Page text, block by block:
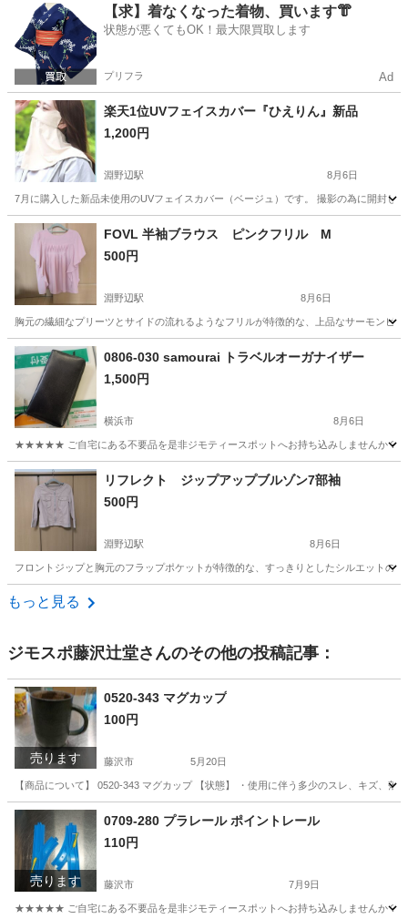
神奈川 鶴見駅 スーツ
【求】着なくなった着物、買います👘
状態が悪くてもOK！最大限買取します
プリフラ Ad
楽天1位UVフェイスカバー『ひえりん』新品
1,200円
淵野辺駅 8月6日
7月に購入した新品未使用のUVフェイスカバー（ベージュ）です。 撮影の為に開封
神奈川 相模原市 淵野辺駅 小物
FOVL 半袖ブラウス ピンクフリル M
500円
淵野辺駅 8月6日
胸元の繊細なプリーツとサイドの流れるようなフリルが特徴的な、上品なサーモンピ
神奈川 相模原市 ブラウス
0806-030 samourai トラベルオーガナイザー
1,500円
横浜市 8月6日
★★★★★ ご自宅にある不要品を是非ジモティースポットへお持ち込みしませんか？
神奈川 横浜市
リフレクト ジップアップブルゾン7部袖
500円
淵野辺駅 8月6日
フロントジップと胸元のフラップポケットが特徴的な、すっきりとしたシルエット
神奈川 相模原市
もっと見る
ジモスポ藤沢辻堂さんのその他の投稿記事：
売ります
0520-343 マグカップ
100円
藤沢市 5月20日
【商品について】 0520-343 マグカップ 【状態】 ・使用に伴う多少のスレ、キズ、
神奈川 藤沢市
売ります
0709-280 プラレール ポイントレール
110円
藤沢市 7月9日
★★★★★ ご自宅にある不要品を是非ジモティースポットへお持ち込みしませんか？